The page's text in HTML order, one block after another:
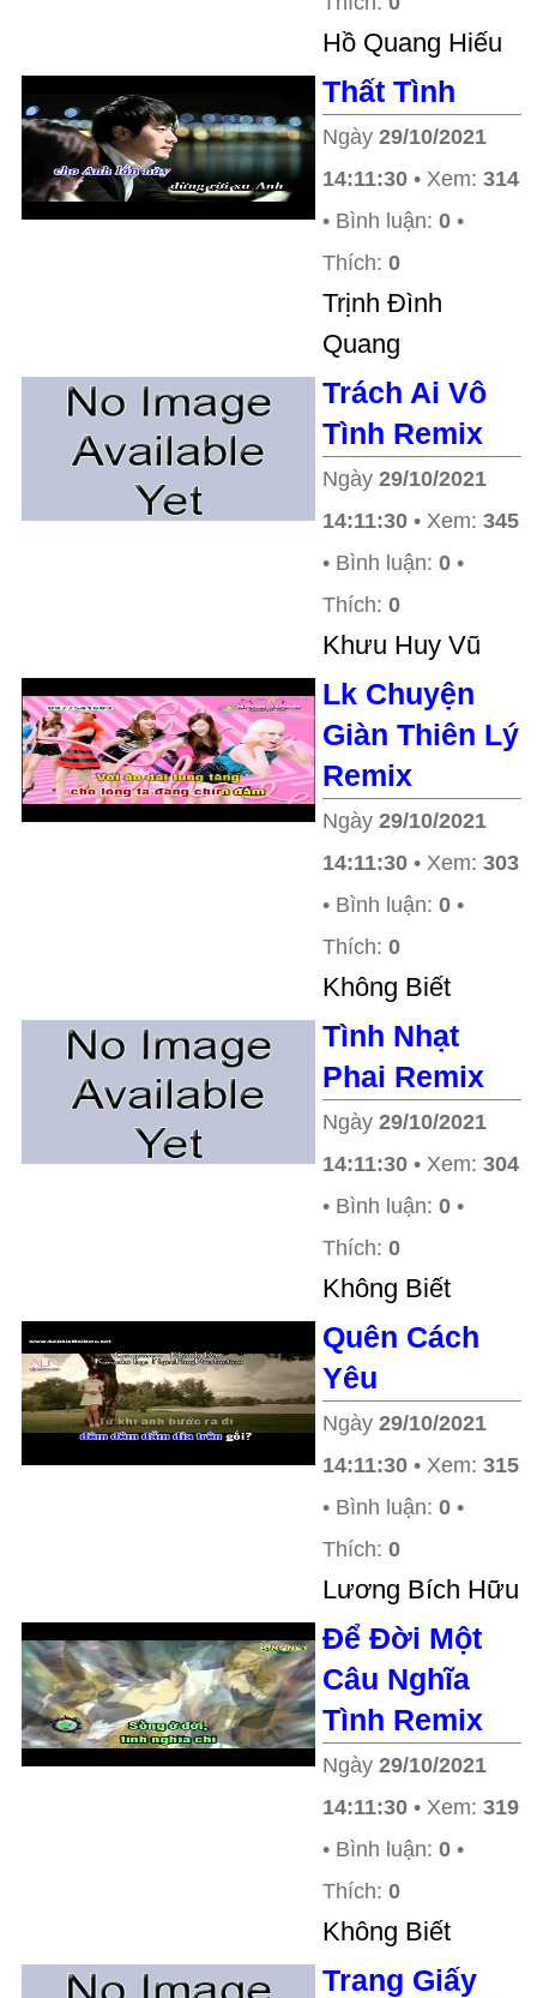
Hồ Quang Hiếu
Thất Tình
Ngày 29/10/2021
14:11:30 • Xem: 314
• Bình luận: 0 •
Thích: 0
Trịnh Đình
Quang
Trách Ai Vô
Tình Remix
Ngày 29/10/2021
14:11:30 • Xem: 345
• Bình luận: 0 •
Thích: 0
Khưu Huy Vũ
Lk Chuyện
Giàn Thiên Lý
Remix
Ngày 29/10/2021
14:11:30 • Xem: 303
• Bình luận: 0 •
Thích: 0
Không Biết
Tình Nhạt
Phai Remix
Ngày 29/10/2021
14:11:30 • Xem: 304
• Bình luận: 0 •
Thích: 0
Không Biết
Quên Cách
Yêu
Ngày 29/10/2021
14:11:30 • Xem: 315
• Bình luận: 0 •
Thích: 0
Lương Bích Hữu
Để Đời Một
Câu Nghĩa
Tình Remix
Ngày 29/10/2021
14:11:30 • Xem: 319
• Bình luận: 0 •
Thích: 0
Không Biết
Trang Giấy